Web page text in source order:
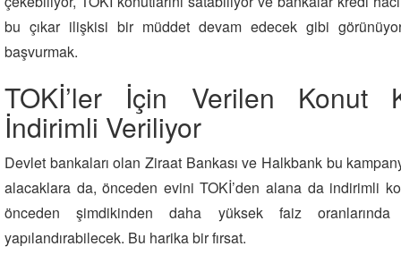
bu çıkar ilişkisi bir müddet devam edecek gibi
başvurmak.
TOKİ’ler İçin Verilen Konut
İndirimli Veriliyor
Devlet bankaları olan Ziraat Bankası ve Halkbank bu
alacaklara da, önceden evini TOKİ’den alana da indirimli
önceden şimdikinden daha yüksek faiz
yapılandırabilecek. Bu harika bir fırsat.